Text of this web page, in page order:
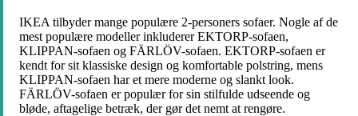
IKEA tilbyder mange populære 2-personers sofaer. Nogle af de
mest populære modeller inkluderer EKTORP-sofaen,
KLIPPAN-sofaen og FÄRLÖV-sofaen. EKTORP-sofaen er
kendt for sit klassiske design og komfortable polstring, mens
KLIPPAN-sofaen har et mere moderne og slankt look.
FÄRLÖV-sofaen er populær for sin stilfulde udseende og
bløde, aftagelige betræk, der gør det nemt at rengøre.